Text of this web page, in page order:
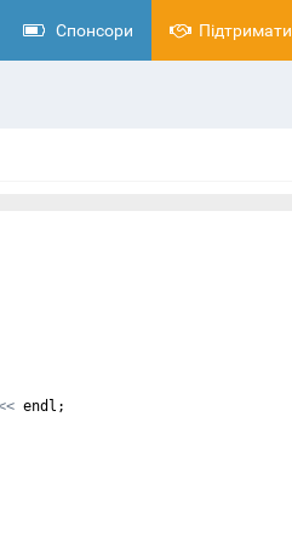
Спонсори Підтримати
endl ;